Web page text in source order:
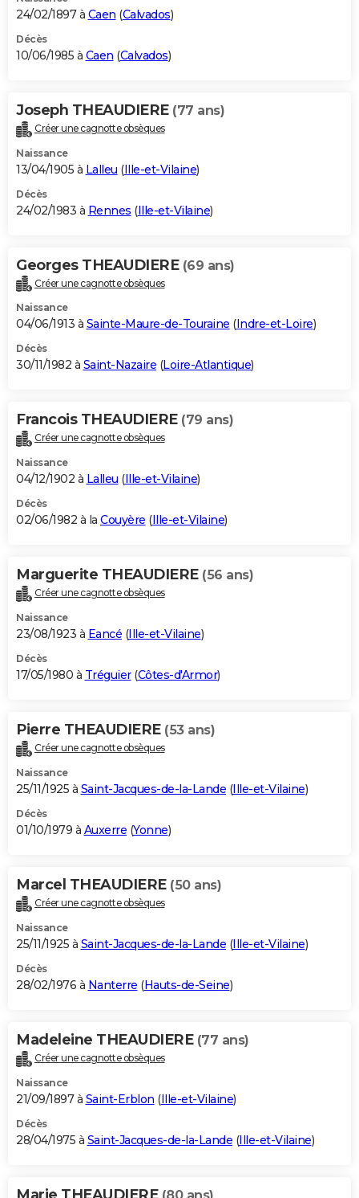
24/02/1897 à Caen (Calvados)
Décès
10/06/1985 à Caen (Calvados)
Joseph THEAUDIERE (77 ans)
Créer une cagnotte obsèques
Naissance
13/04/1905 à Lalleu (Ille-et-Vilaine)
Décès
24/02/1983 à Rennes (Ille-et-Vilaine)
Georges THEAUDIERE (69 ans)
Créer une cagnotte obsèques
Naissance
04/06/1913 à Sainte-Maure-de-Touraine (Indre-et-Loire)
Décès
30/11/1982 à Saint-Nazaire (Loire-Atlantique)
Francois THEAUDIERE (79 ans)
Créer une cagnotte obsèques
Naissance
04/12/1902 à Lalleu (Ille-et-Vilaine)
Décès
02/06/1982 à la Couyère (Ille-et-Vilaine)
Marguerite THEAUDIERE (56 ans)
Créer une cagnotte obsèques
Naissance
23/08/1923 à Eancé (Ille-et-Vilaine)
Décès
17/05/1980 à Tréguier(Côtes-d'Armor)
Pierre THEAUDIERE (53 ans)
Créer une cagnotte obsèques
Naissance
25/11/1925 à Saint-Jacques-de-la-Lande (Ille-et-Vilaine)
Décès
01/10/1979 à Auxerre (Yonne)
Marcel THEAUDIERE (50 ans)
Créer une cagnotte obsèques
Naissance
25/11/1925 à Saint-Jacques-de-la-Lande (Ille-et-Vilaine)
Décès
28/02/1976 à Nanterre (Hauts-de-Seine)
Madeleine THEAUDIERE (77 ans)
Créer une cagnotte obsèques
Naissance
21/09/1897 à Saint-Erblon (Ille-et-Vilaine)
Décès
28/04/1975 à Saint-Jacques-de-la-Lande (Ille-et-Vilaine)